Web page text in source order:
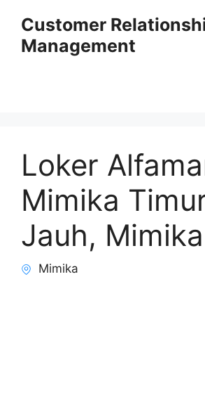
content
Customer
Management
Loker
Mimika
Jauh, Mimika
Mimika